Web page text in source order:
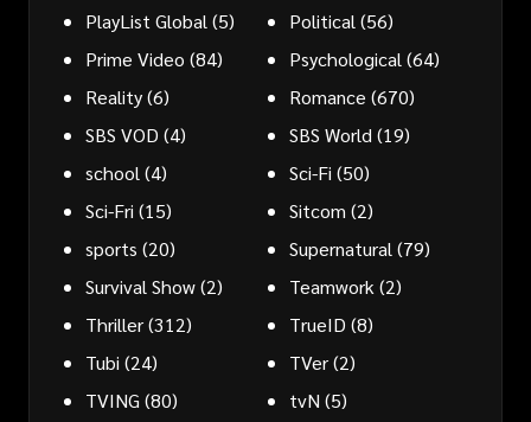
PlayList Global (5) Political (56)
Prime Video (84) Psychological (64)
Reality(6) Romance (670)
SBS VOD (4) SBS World (19)
school (4) Sci-Fi (50)
Sci-Fri (15) Sitcom (2)
sports (20) Supernatural (79)
Survival Show(2) Teamwork (2)
Thriller(312) TrueID (8)
Tubi (24) TVer(2)
TVING (80) tvN (5)